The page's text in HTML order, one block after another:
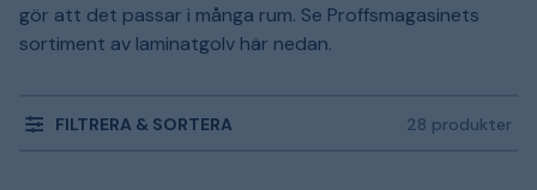
gör att det passar i många rum. Se Proffsmagasinets
sortiment av laminatgolv här nedan.
FILTRERA & SORTERA 28 produkter